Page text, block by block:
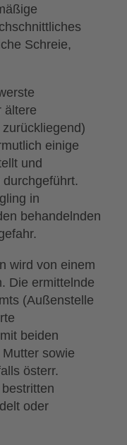
Schreie,
ältere
einige
und
in
behandelnden
wird von einem
Die ermittelnde
(Außenstelle
beiden
sowie
österr.
oder